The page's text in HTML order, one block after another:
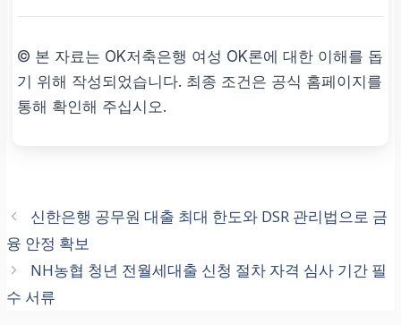
© 본 자료는 OK저축은행 여성 OK론에 대한 이해를 돕
기 위해 작성되었습니다. 최종 조건은 공식 홈페이지를
통해 확인해 주십시오.
신한은행 공무원 대출 최대 한도와 DSR 관리법으로 금
융 안정 확보
NH농협 청년 전월세대출 신청 절차 자격 심사 기간 필
수 서류